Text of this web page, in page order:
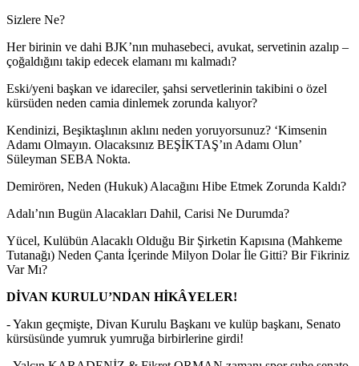
Sizlere Ne?
Her birinin ve dahi BJK’nın muhasebeci, avukat, servetinin azalıp –
çoğaldığını takip edecek elamanı mı kalmadı?
Eski/yeni başkan ve idareciler, şahsi servetlerinin takibini o özel
kürsüden neden camia dinlemek zorunda kalıyor?
Kendinizi, Beşiktaşlının aklını neden yoruyorsunuz? ‘Kimsenin
Adamı Olmayın. Olacaksınız BEŞİKTAŞ’ın Adamı Olun’
Süleyman SEBA Nokta.
Demirören, Neden (Hukuk) Alacağını Hibe Etmek Zorunda Kaldı?
Adalı’nın Bugün Alacakları Dahil, Carisi Ne Durumda?
Yücel, Kulübün Alacaklı Olduğu Bir Şirketin Kapısına (Mahkeme
Tutanağı) Neden Çanta İçerinde Milyon Dolar İle Gitti? Bir Fikriniz
Var Mı?
DİVAN KURULU’NDAN HİKÂYELER!
- Yakın geçmişte, Divan Kurulu Başkanı ve kulüp başkanı, Senato
kürsüsünde yumruk yumruğa birbirlerine girdi!